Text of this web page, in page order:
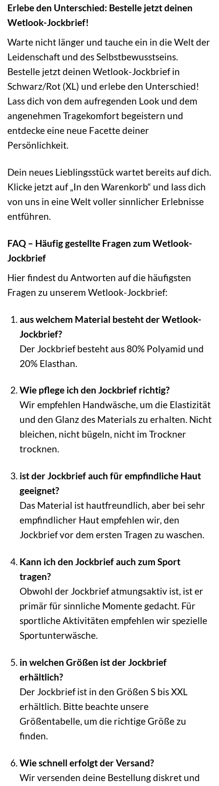
Erlebe den Unterschied: Bestelle jetzt deinen
Wetlook-Jockbrief!
Warte nicht länger und tauche ein in die Welt der
Leidenschaft und des Selbstbewusstseins.
Bestelle jetzt deinen Wetlook-Jockbrief in
Schwarz/Rot (XL) und erlebe den Unterschied!
Lass dich von dem aufregenden Look und dem
angenehmen Tragekomfort begeistern und
entdecke eine neue Facette deiner
Persönlichkeit.
Dein neues Lieblingsstück wartet bereits auf dich.
Klicke jetzt auf „In den Warenkorb“ und lass dich
von uns in eine Welt voller sinnlicher Erlebnisse
entführen.
FAQ – Häufig gestellte Fragen zum Wetlook-
Jockbrief
Hier findest du Antworten auf die häufigsten
Fragen zu unserem Wetlook-Jockbrief:
aus welchem Material besteht der Wetlook-
Jockbrief?
Der Jockbrief besteht aus 80% Polyamid und
20% Elasthan.
Wie pflege ich den Jockbrief richtig?
Wir empfehlen Handwäsche, um die Elastizität
und den Glanz des Materials zu erhalten. Nicht
bleichen, nicht bügeln, nicht im Trockner
trocknen.
ist der Jockbrief auch für empfindliche Haut
geeignet?
Das Material ist hautfreundlich, aber bei sehr
empfindlicher Haut empfehlen wir, den
Jockbrief vor dem ersten Tragen zu waschen.
Kann ich den Jockbrief auch zum Sport
tragen?
Obwohl der Jockbrief atmungsaktiv ist, ist er
primär für sinnliche Momente gedacht. Für
sportliche Aktivitäten empfehlen wir spezielle
Sportunterwäsche.
in welchen Größen ist der Jockbrief
erhältlich?
Der Jockbrief ist in den Größen S bis XXL
erhältlich. Bitte beachte unsere
Größentabelle, um die richtige Größe zu
finden.
Wie schnell erfolgt der Versand?
Wir versenden deine Bestellung diskret und